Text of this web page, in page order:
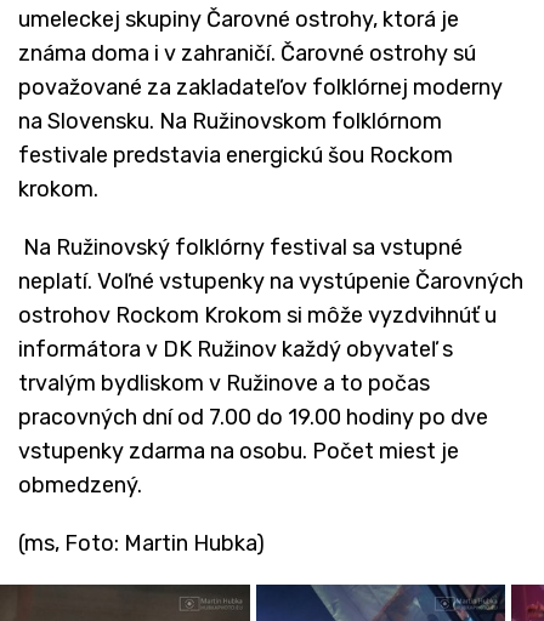
umeleckej skupiny Čarovné ostrohy, ktorá je
známa doma i v zahraničí. Čarovné ostrohy sú
považované za zakladateľov folklórnej moderny
na Slovensku. Na Ružinovskom folklórnom
festivale predstavia energickú šou Rockom
krokom.
Na Ružinovský folklórny festival sa vstupné
neplatí. Voľné vstupenky na vystúpenie Čarovných
ostrohov Rockom Krokom si môže vyzdvihnúť u
informátora v DK Ružinov každý obyvateľ s
trvalým bydliskom v Ružinove a to počas
pracovných dní od 7.00 do 19.00 hodiny po dve
vstupenky zdarma na osobu. Počet miest je
obmedzený.
(ms, Foto: Martin Hubka)